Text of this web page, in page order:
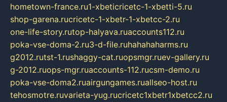
hometown-france.ru1-xbeticricetc-1-xbetti-5.ru
shop-garena.rucricetc-1-xbetr-1-xbetcc-2.ru
one-life-story.rutop-halyava.ruaccounts112.ru
poka-vse-doma-2.ru3-d-file.ruhahahaharms.ru
g2012.rutst-1.rushaggy-cat.ruopsmgr.ruev-gallery.ru
g-2012.ruops-mgr.ruaccounts-112.rucsm-demo.ru
poka-vse-doma2.ruairgungames.ruallseo-host.ru
tehosmotre.ruvarieta-yug.rucricetc1xbetr1xbetcc2.ru